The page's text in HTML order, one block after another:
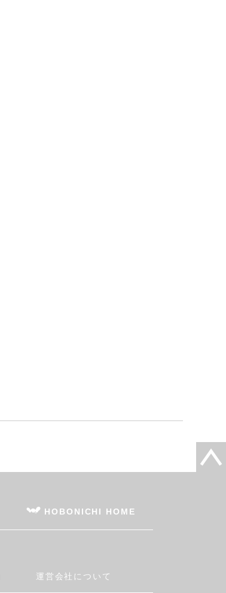
HOBONICHI HOME
運営会社について